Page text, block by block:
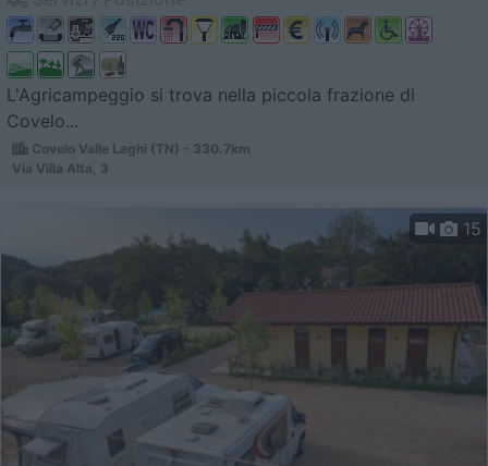
L'Agricampeggio si trova nella piccola frazione di
Covelo...
Covelo Valle Laghi (TN) - 330.7km
Via Villa Alta, 3
15